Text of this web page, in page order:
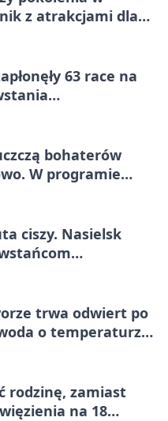
z atrakcjami dla
63 race na
bohaterów
W programie
ciszy. Nasielsk
trwa odwiert po
o temperaturze
rodzinę, zamiast
na 18